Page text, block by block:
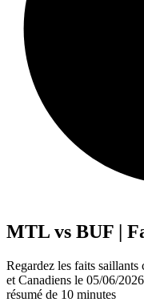
MTL vs BUF |
Regardez les faits saillants
et Canadiens le 05/06/
résumé de 10 minutes